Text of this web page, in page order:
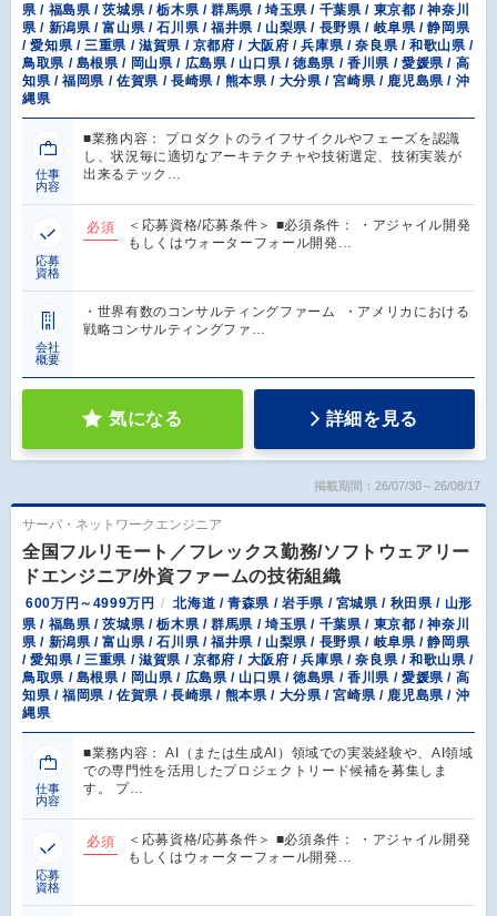
県 / 福島県 / 茨城県 / 栃木県 / 群馬県 / 埼玉県 / 千葉県 / 東京都 / 神奈川
県 / 新潟県 / 富山県 / 石川県 / 福井県 / 山梨県 / 長野県 / 岐阜県 / 静岡県
/ 愛知県 / 三重県 / 滋賀県 / 京都府 / 大阪府 / 兵庫県 / 奈良県 / 和歌山県 /
鳥取県 / 島根県 / 岡山県 / 広島県 / 山口県 / 徳島県 / 香川県 / 愛媛県 / 高
知県 / 福岡県 / 佐賀県 / 長崎県 / 熊本県 / 大分県 / 宮崎県 / 鹿児島県 / 沖
縄県
仕事
内容
■業務内容： プロダクトのライフサイクルやフェーズを認識
し、状況毎に適切なアーキテクチャや技術選定、技術実装が
出来るテック…
応募
資格
必須
＜応募資格/応募条件＞ ■必須条件： ・アジャイル開発
もしくはウォーターフォール開発…
会社
概要
・世界有数のコンサルティングファーム ・アメリカにおける
戦略コンサルティングファ…
気になる 詳細を見る
掲載期間：26/07/30～26/08/17
サーバ・ネットワークエンジニア
全国フルリモート／フレックス勤務/ソフトウェアリー
ドエンジニア/外資ファームの技術組織
600万円～4999万円
北海道 / 青森県 / 岩手県 / 宮城県 / 秋田県 / 山形
県 / 福島県 / 茨城県 / 栃木県 / 群馬県 / 埼玉県 / 千葉県 / 東京都 / 神奈川
県 / 新潟県 / 富山県 / 石川県 / 福井県 / 山梨県 / 長野県 / 岐阜県 / 静岡県
/ 愛知県 / 三重県 / 滋賀県 / 京都府 / 大阪府 / 兵庫県 / 奈良県 / 和歌山県 /
鳥取県 / 島根県 / 岡山県 / 広島県 / 山口県 / 徳島県 / 香川県 / 愛媛県 / 高
知県 / 福岡県 / 佐賀県 / 長崎県 / 熊本県 / 大分県 / 宮崎県 / 鹿児島県 / 沖
縄県
仕事
内容
■業務内容： AI（または生成AI）領域での実装経験や、AI領域
での専門性を活用したプロジェクトリード候補を募集しま
す。 プ…
応募
資格
必須
＜応募資格/応募条件＞ ■必須条件： ・アジャイル開発
もしくはウォーターフォール開発…